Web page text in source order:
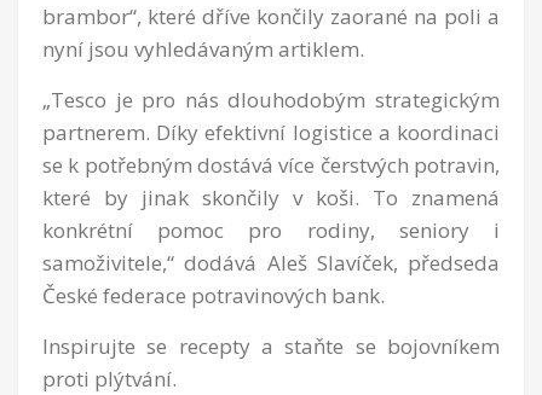
brambor“, které dříve končily zaorané na poli a
nyní jsou vyhledávaným artiklem.
„Tesco je pro nás dlouhodobým strategickým
partnerem. Díky efektivní logistice a koordinaci
se k potřebným dostává více čerstvých potravin,
které by jinak skončily v koši. To znamená
konkrétní pomoc pro rodiny, seniory i
samoživitele,“ dodává Aleš Slavíček, předseda
České federace potravinových bank.
Inspirujte se recepty a staňte se bojovníkem
proti plýtvání.